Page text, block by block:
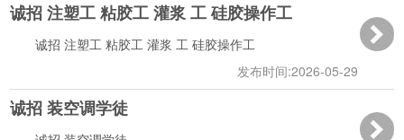
14:42:34
诚招 注塑工 粘胶工 灌浆 工 硅胶操作工
发布时间:2026-05-29
诚招 注塑工 粘胶工 灌浆 工 硅胶操作工
诚招 装空调学徒